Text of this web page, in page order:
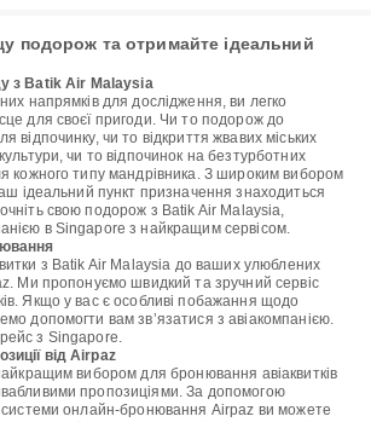
подорож та отримайте ідеальний
з Batik Air Malaysia
напрямків для дослідження, ви легко
для своєї пригоди. Чи то подорож до
відпочинку, чи то відкриття жвавих міських
чи то відпочинок на безтурботних
кожного типу мандрівника. З широким вибором
ідеальний пункт призначення знаходиться
свою подорож з Batik Air Malaysia,
в Singapore з найкращим сервісом.
з Batik Air Malaysia до ваших улюблених
Ми пропонуємо швидкий та зручний сервіс
Якщо у вас є особливі побажання щодо
допомогти вам зв’язатися з авіакомпанією.
з Singapore.
від Airpaz
вибором для бронювання авіаквитків
пропозиціями. За допомогою
системи онлайн-бронювання Airpaz ви можете